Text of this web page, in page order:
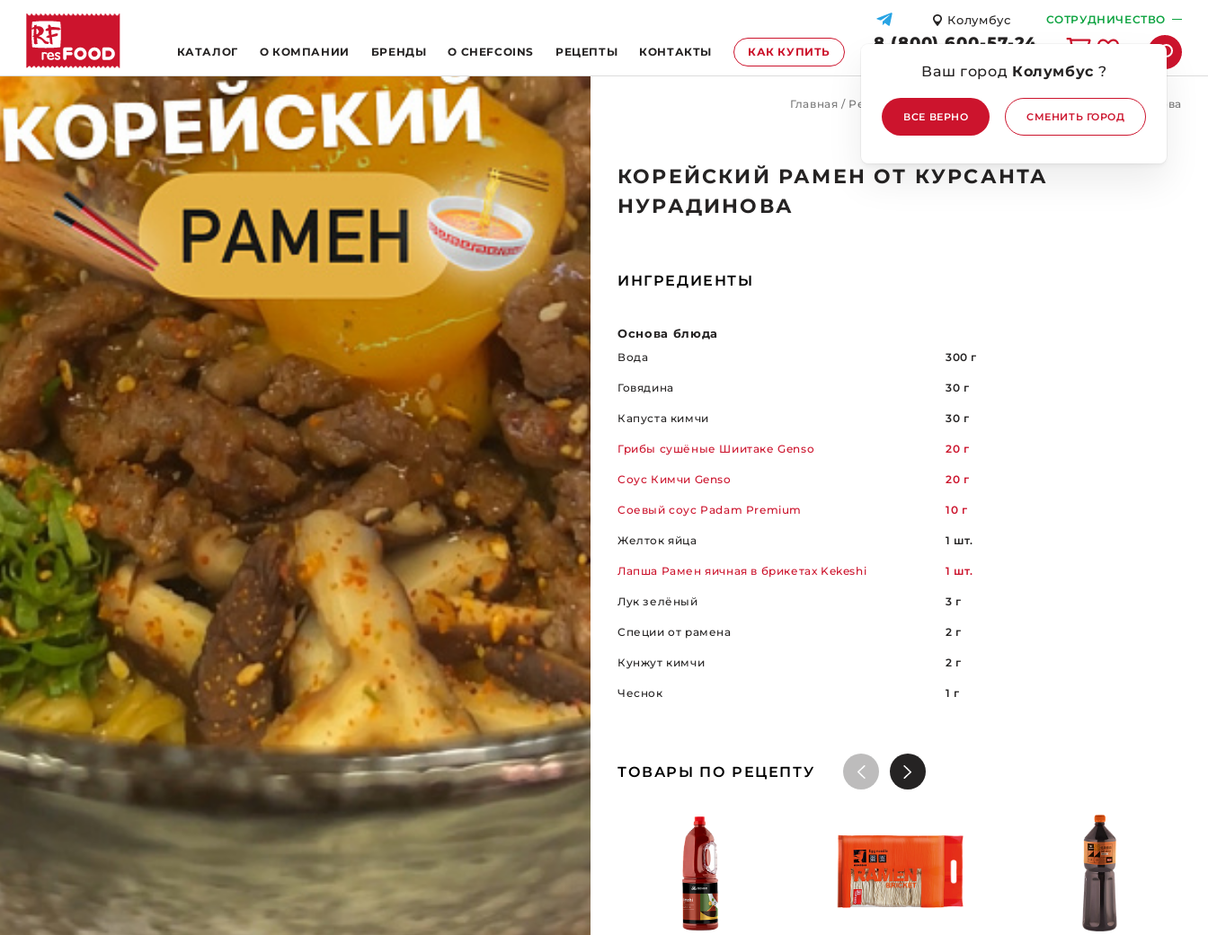
Колумбус
Ваш город Колумбус ?
ВСЕ ВЕРНО СМЕНИТЬ ГОРОД
СОТРУДНИЧЕСТВО
КАТАЛОГ О КОМПАНИИ БРЕНДЫ O CHEFCOINS РЕЦЕПТЫ КОНТАКТЫ КАК КУПИТЬ 8 (800) 600-57-24
Главная / Рецепты Корейский рамен от Курсанта Нурадинова
КОРЕЙСКИЙ РАМЕН ОТ КУРСАНТА
НУРАДИНОВА
ИНГРЕДИЕНТЫ
Основа блюда
Вода 300 г
Говядина 30 г
Капуста кимчи 30 г
Грибы сушёные Шиитаке Genso 20 г
Соус Кимчи Genso 20 г
Соевый соус Padam Premium 10 г
Желток яйца 1 шт.
Лапша Рамен яичная в брикетах Kekeshi 1 шт.
Лук зелёный 3 г
Специи от рамена 2 г
Кунжут кимчи 2 г
Чеснок 1 г
ТОВАРЫ ПО РЕЦЕПТУ